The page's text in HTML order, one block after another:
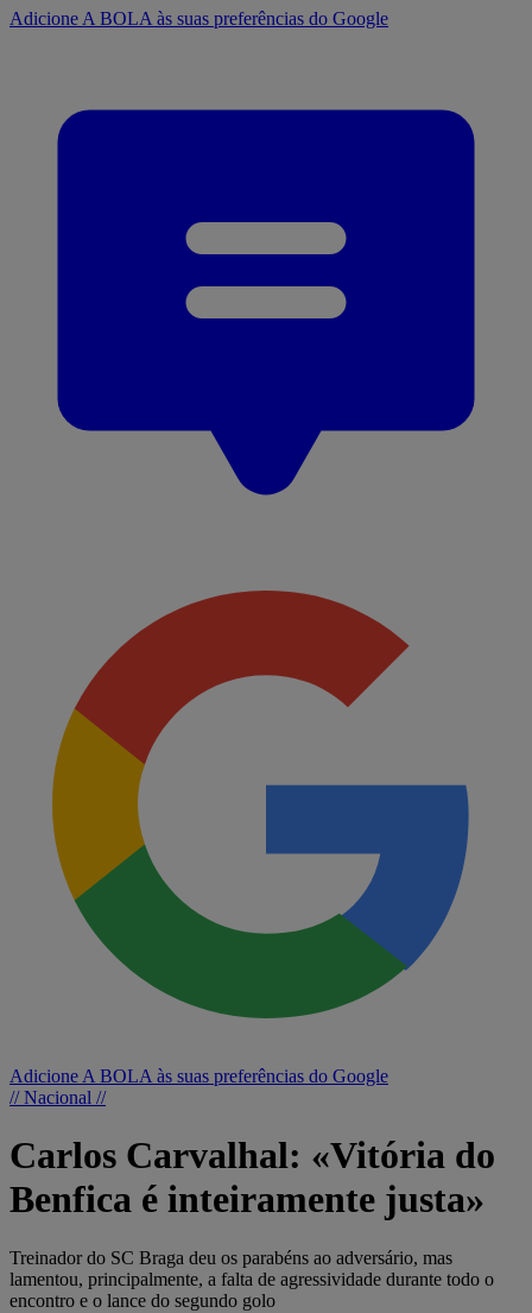
Adicione A BOLA às suas preferências do Google
Adicione A BOLA às suas preferências do Google
// Nacional //
Carlos Carvalhal: «Vitória do
Benfica é inteiramente justa»
Treinador do SC Braga deu os parabéns ao adversário, mas
lamentou, principalmente, a falta de agressividade durante todo o
encontro e o lance do segundo golo